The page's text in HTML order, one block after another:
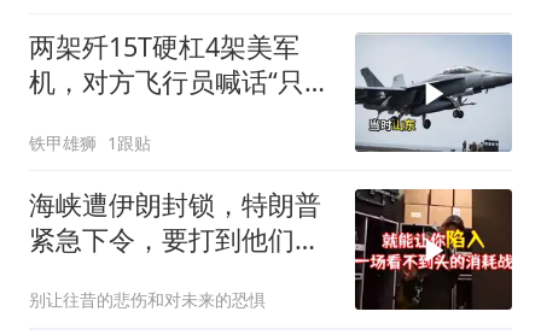
两架歼15T硬杠4架美军
机，对方飞行员喊话“只想
铁甲雄狮 1跟贴
海峡遭伊朗封锁，特朗普
紧急下令，要打到他们承
别让往昔的悲伤和对未来的恐惧